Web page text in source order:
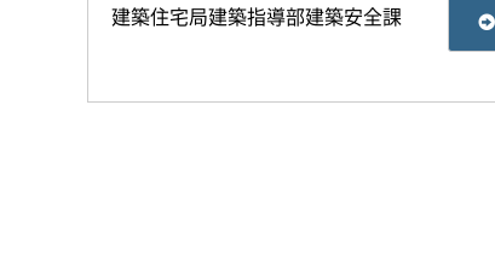
建築住宅局建築指導部建築安全課